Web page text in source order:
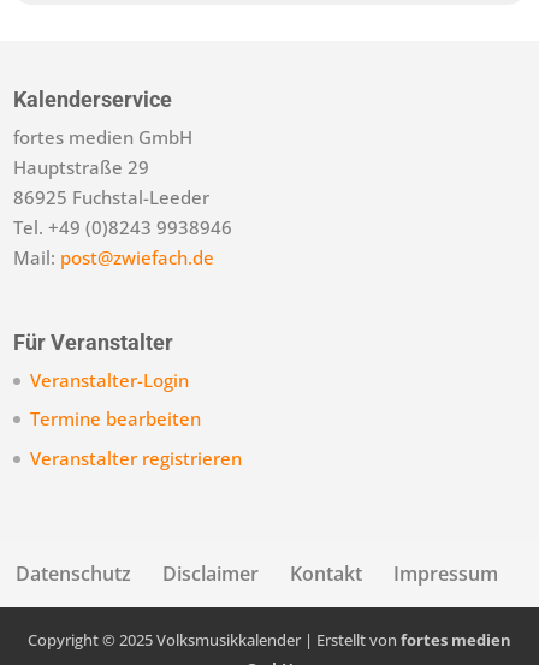
Kalenderservice
fortes medien GmbH
Hauptstraße 29
86925 Fuchstal-Leeder
Tel. +49 (0)8243 9938946
Mail: post@zwiefach.de
Für Veranstalter
Veranstalter-Login
Termine bearbeiten
Veranstalter registrieren
Datenschutz Disclaimer Kontakt Impressum
Copyright © 2025 Volksmusikkalender | Erstellt von fortes medien